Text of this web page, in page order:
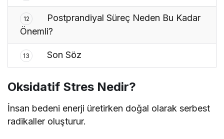
12
Postprandiyal Süreç Neden Bu Kadar
Önemli?
13 Son Söz
Oksidatif Stres Nedir?
İnsan bedeni enerji üretirken doğal olarak serbest
radikaller oluşturur.